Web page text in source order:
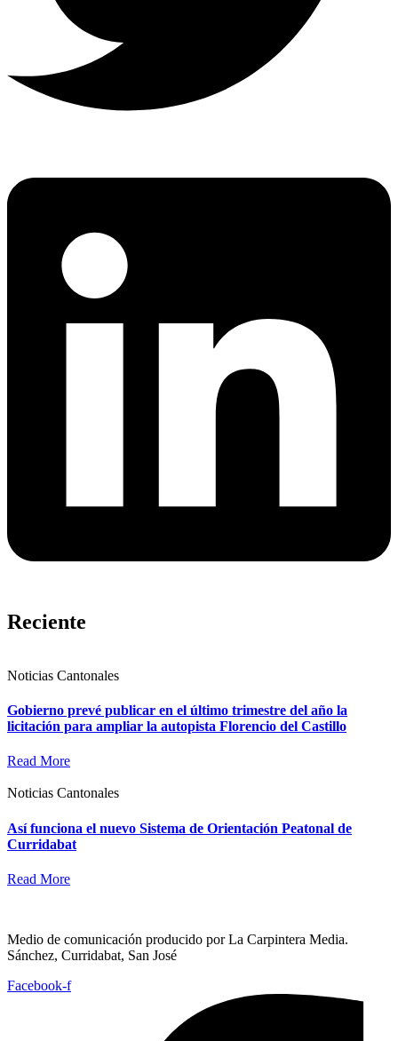
Reciente
Noticias Cantonales
Gobierno prevé publicar en el último trimestre del año la
licitación para ampliar la autopista Florencio del Castillo
Read More
Noticias Cantonales
Así funciona el nuevo Sistema de Orientación Peatonal de
Curridabat
Read More
Medio de comunicación producido por La Carpintera Media.
Sánchez, Curridabat, San José
Facebook-f